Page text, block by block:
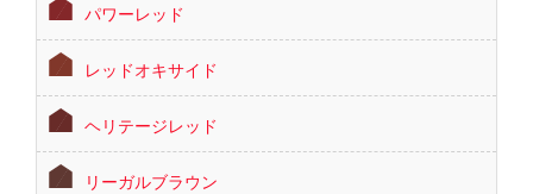
パワーレッド
レッドオキサイド
ヘリテージレッド
リーガルブラウン